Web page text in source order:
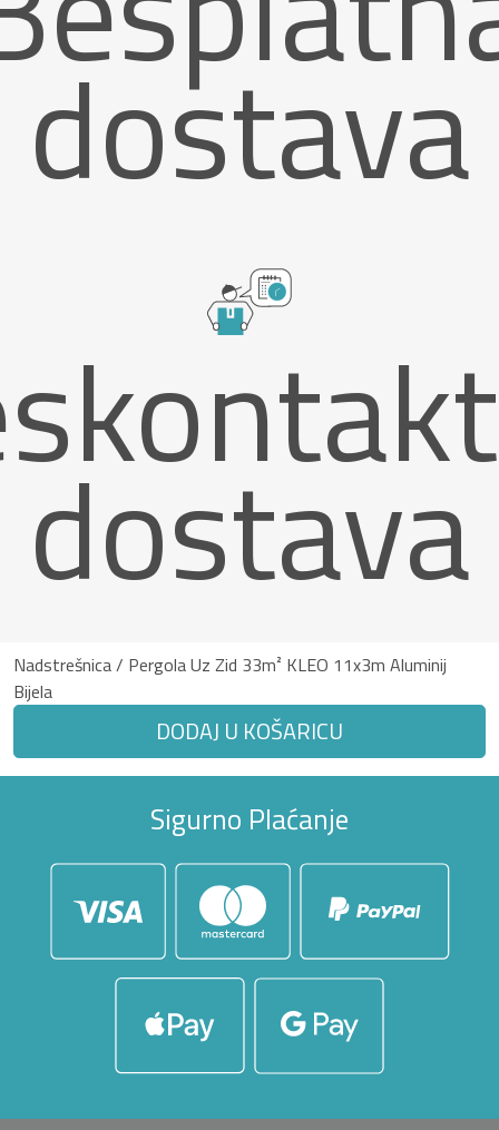
dostava
dostava
Nadstrešnica / Pergola Uz Zid 33m² KLEO 11x3m Aluminij
Bijela
DODAJ U KOŠARICU
Sigurno Plaćanje